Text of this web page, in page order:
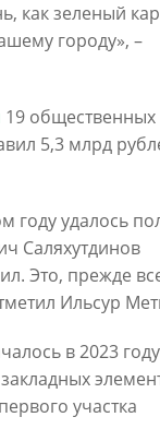
как зеленый
городу», –
19 общественных
5,3 млрд
году удалось
Саляхутдинов
Это, прежде
Ильсур
в 2023
участка
«Город
на серверах
перепечатки и
и пресс-службы